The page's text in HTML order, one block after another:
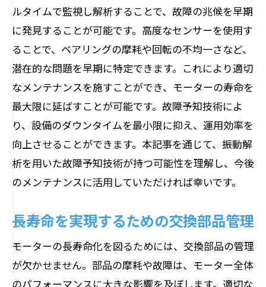
効果的なトレーニングプログラムの紹介
成功事例から学ぶ長寿命実現のヒント
ベストプラクティスの共有とコミュニテ
ィの形成
メンテナンス記録のデジタル化による管
理効率化
経済性と信頼性を高めるモーターの効果的な
メンテナンスガイド
コスト削減を実現するメンテナンス計画
長期的な投資としてのメンテナンスの位
パートナーベンダーとの効果的な連携
保証プログラムの活用によるリスク管理
ルタイムで監視し解析することで、故障の兆候を早期
に発見することが可能です。高度なセンサーを使用す
ることで、ベアリングの摩耗や回転の不均一さなど、
潜在的な問題を早期に特定できます。これにより適切
なメンテナンスを施すことができ、モーターの寿命を
最大限に延ばすことが可能です。故障予知技術によ
り、設備のダウンタイムを最小限に抑え、運用効率を
向上させることができます。本記事を通じて、振動解
析を用いた故障予知技術が持つ可能性を理解し、今後
のメンテナンスに活用していただければ幸いです。
長寿命を実現するための交換部品管理
モーターの長寿命化を図るためには、交換部品の管理
が欠かせません。部品の摩耗や故障は、モーター全体
のパフォーマンスに大きな影響を及ぼします。適切な